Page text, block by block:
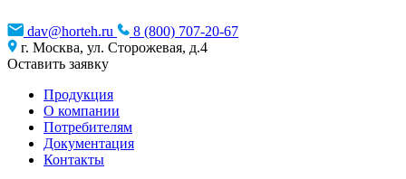
dav@horteh.ru
8 (800) 707-20-67
г. Москва, ул. Сторожевая, д.4
Оставить заявку
Продукция
О компании
Потребителям
Документация
Контакты